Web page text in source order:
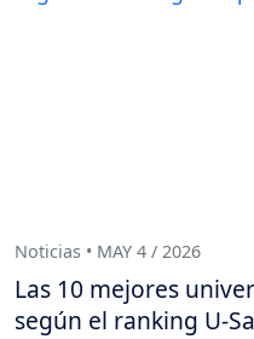
Noticias • MAY 4 / 2026
Las 10 mejores
según el ranking U-